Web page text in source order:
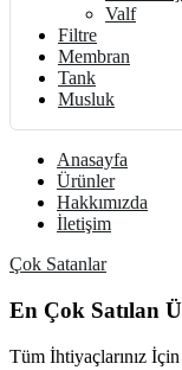
Valf
Filtre
Membran
Tank
Musluk
Anasayfa
Ürünler
Hakkımızda
İletişim
Çok Satanlar
En Çok Satılan
Tüm İhtiyaçlarınız